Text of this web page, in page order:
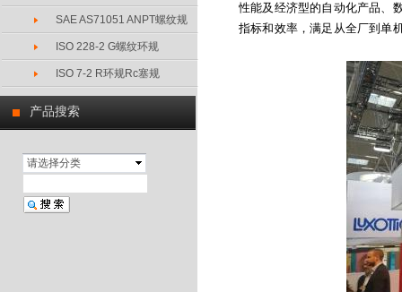
产品搜索
请选择分类
SAE AS71051 ANPT螺纹规
ISO 228-2 G螺纹环规
ISO 7-2 R环规Rc塞规
性能及经济型的自动化产品、
指标和效率，满足从全厂到单